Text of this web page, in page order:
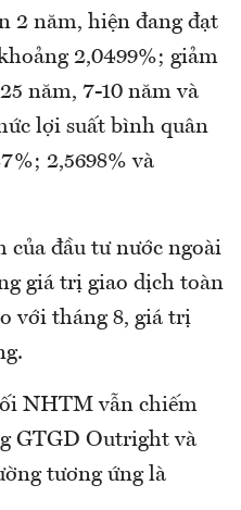
2 năm, hiện đang đạt
2,0499%; giảm
năm, 7-10 năm và
lợi suất bình quân
2,5698% và
của đầu tư nước ngoài
giá trị giao dịch toàn
với tháng 8, giá trị
NHTM vẫn chiếm
GTGD Outright và
tương ứng là